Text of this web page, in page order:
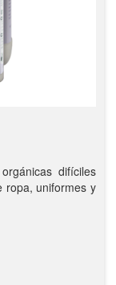
difíciles
ropa, uniformes y